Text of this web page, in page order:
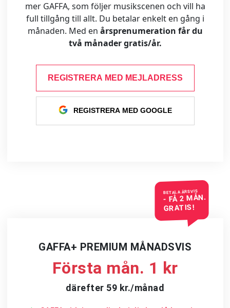
mer GAFFA, som följer musikscenen och vill ha
full tillgång till allt. Du betalar enkelt en gång i
månaden. Med en årsprenumeration får du
två månader gratis/år.
REGISTRERA MED MEJLADRESS
REGISTRERA MED GOOGLE
BETALA ÅRSVIS
- FÅ 2 MÅN.
GRATIS!
GAFFA+ PREMIUM MÅNADSVIS
Första mån. 1 kr
därefter 59 kr./månad